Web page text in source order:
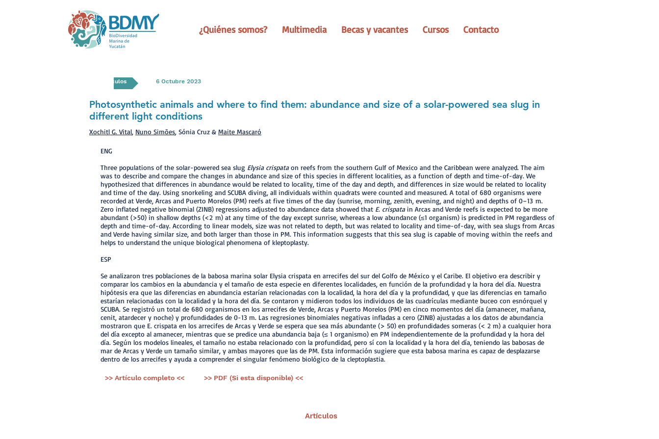
¿Quiénes somos? Multimedia Becas y vacantes Cursos Contacto
Artículos 6 Octubre 2023
Photosynthetic animals and where to find them: abundance and size of a solar-powered sea slug in
different light conditions
Xochitl G. Vital, Nuno Simões, Sónia Cruz & Maite Mascaró
ENG
Three populations of the solar-powered sea slug Elysia crispataon reefs from the southern Gulf of Mexico and the Caribbean were analyzed. The aim
was to describe and compare the changes in abundance and size of this species in different localities, as a function of depth and time-of-day. We
hypothesized that differences in abundance would be related to locality, time of the day and depth, and differences in size would be related to locality
and time of the day. Using snorkeling and SCUBA diving, all individuals within quadrats were counted and measured. A total of 680 organisms were
recorded at Verde, Arcas and Puerto Morelos (PM) reefs at five times of the day (sunrise, morning, zenith, evening, and night) and depths of 0–13 m.
Zero inflated negative binomial (ZINB) regressions adjusted to abundance data showed that E. crispatain Arcas and Verde reefs is expected to be more
abundant (> 50) in shallow depths (< 2 m) at any time of the day except sunrise, whereas a low abundance (≤ 1 organism) is predicted in PM regardless of
depth and time-of-day. According to linear models, size was not related to depth, but was related to locality and time-of-day, with sea slugs from Arcas
and Verde having similar size, and both larger than those in PM. This information suggests that this sea slug is capable of moving within the reefs and
helps to understand the unique biological phenomena of kleptoplasty.
ESP
Se analizaron tres poblaciones de la babosa marina solar Elysia crispata en arrecifes del sur del Golfo de México y el Caribe. El objetivo era describir y
comparar los cambios en la abundancia y el tamaño de esta especie en diferentes localidades, en función de la profundidad y la hora del día. Nuestra
hipótesis era que las diferencias en abundancia estarían relacionadas con la localidad, la hora del día y la profundidad, y que las diferencias en tamaño
estarían relacionadas con la localidad y la hora del día. Se contaron y midieron todos los individuos de las cuadrículas mediante buceo con esnórquel y
SCUBA. Se registró un total de 680 organismos en los arrecifes de Verde, Arcas y Puerto Morelos (PM) en cinco momentos del día (amanecer, mañana,
cenit, atardecer y noche) y profundidades de 0-13 m. Las regresiones binomiales negativas infladas a cero (ZINB) ajustadas a los datos de abundancia
mostraron que E. crispata en los arrecifes de Arcas y Verde se espera que sea más abundante (> 50) en profundidades someras (< 2 m) a cualquier hora
del día excepto al amanecer, mientras que se predice una abundancia baja (≤ 1 organismo) en PM independientemente de la profundidad y la hora del
día. Según los modelos lineales, el tamaño no estaba relacionado con la profundidad, pero sí con la localidad y la hora del día, teniendo las babosas de
mar de Arcas y Verde un tamaño similar, y ambas mayores que las de PM. Esta información sugiere que esta babosa marina es capaz de desplazarse
dentro de los arrecifes y ayuda a comprender el singular fenómeno biológico de la cleptoplastia.
>> Artículo completo << >> PDF (Si esta disponible) <<
Artículos